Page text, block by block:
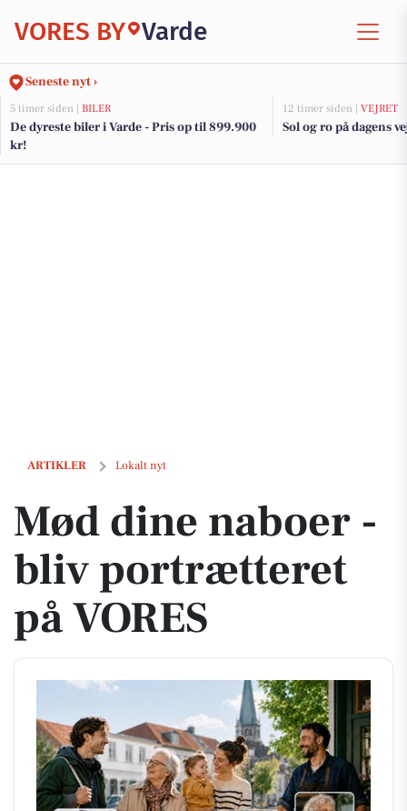
VORES BY Varde
Seneste nyt ›
5 timer siden | BILER
De dyreste biler i Varde - Pris op til 899.900
kr!
12 timer siden | VEJRET
Sol og ro på dagens
ARTIKLER Lokalt nyt
Mød dine naboer - bliv portrætteret på VORES
Mød dine naboer -
bliv portrætteret
på VORES